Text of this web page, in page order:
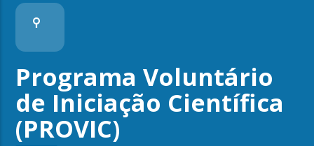
Programa Voluntário
de Iniciação Científica
(PROVIC)